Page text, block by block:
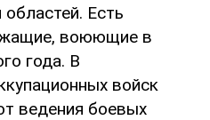
Есть
воюющие в
года. В
войск
ведения боевых